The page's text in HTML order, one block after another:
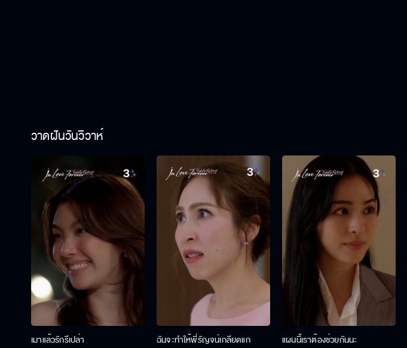
วาดฝันวันวิวาห์
เมาแล้วรักรึเปล่า ฉันจะทำให้พี่รัญจน์เกลียดแก แผนนี้เราต้องช่วยกันนะ